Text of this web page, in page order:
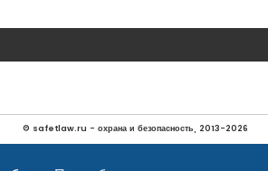
© safetlaw.ru - охрана и безопасность, 2013-2026